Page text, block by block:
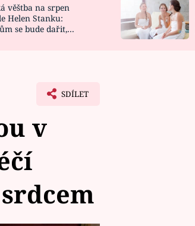
DESIGN
věštba na srpen
Helen Stanku:
se bude dařit,
SDÍLET
v